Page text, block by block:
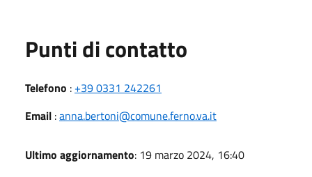
Punti di contatto
Telefono : +39 0331 242261
Email :anna.bertoni@comune.ferno.va.it
Ultimo aggiornamento: 19 marzo 2024, 16:40